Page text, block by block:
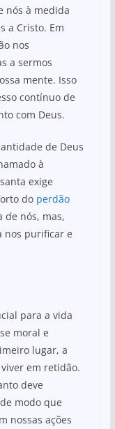
nós à medida
a Cristo. Em
nos
a sermos
mente. Isso
contínuo de
com Deus.
de Deus
à
exige
do perdão
de nós, mas,
nos purificar e
para a vida
moral e
lugar, a
em retidão.
deve
modo que
nossas ações